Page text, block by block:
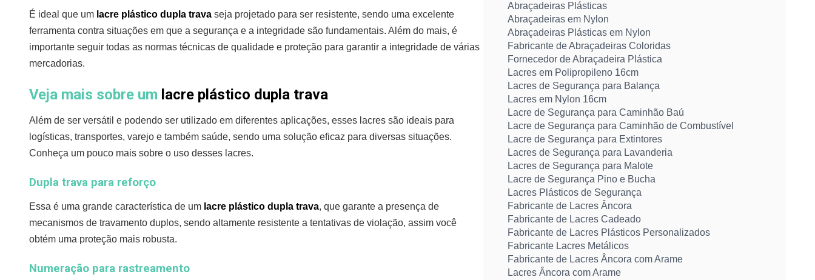
É ideal que um lacre plástico dupla trava seja projetado para ser resistente, sendo uma excelente
ferramenta contra situações em que a segurança e a integridade são fundamentais. Além do mais, é
importante seguir todas as normas técnicas de qualidade e proteção para garantir a integridade de várias
mercadorias.
Veja mais sobre um lacre plástico dupla trava
Além de ser versátil e podendo ser utilizado em diferentes aplicações, esses lacres são ideais para
logísticas, transportes, varejo e também saúde, sendo uma solução eficaz para diversas situações.
Conheça um pouco mais sobre o uso desses lacres.
Dupla trava para reforço
Essa é uma grande característica de um lacre plástico dupla trava, que garante a presença de
mecanismos de travamento duplos, sendo altamente resistente a tentativas de violação, assim você
obtém uma proteção mais robusta.
Numeração para rastreamento
Abraçadeiras Plásticas
Abraçadeiras em Nylon
Abraçadeiras Plásticas em Nylon
Fabricante de Abraçadeiras Coloridas
Fornecedor de Abraçadeira Plástica
Lacres em Polipropileno 16cm
Lacres de Segurança para Balança
Lacres em Nylon 16cm
Lacre de Segurança para Caminhão Baú
Lacre de Segurança para Caminhão de Combustível
Lacre de Segurança para Extintores
Lacres de Segurança para Lavanderia
Lacres de Segurança para Malote
Lacre de Segurança Pino e Bucha
Lacres Plásticos de Segurança
Fabricante de Lacres Âncora
Fabricante de Lacres Cadeado
Fabricante de Lacres Plásticos Personalizados
Fabricante Lacres Metálicos
Fabricante de Lacres Âncora com Arame
Lacres Âncora com Arame